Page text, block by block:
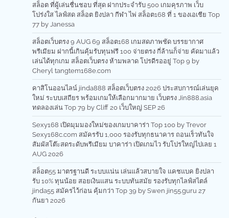
สล็อต ที่ผู้เล่นชื่นชอบ ที่สุด ฝากประจำรับ 500 เกมคุรภาพ เว็บ
โปร่งใส ไลฟ์สด สล็อต ยิงปลา กีฬา ไพ่ สล็อต168 ที่ 1 ของเอเชีย Top
77 by Janessa
สล็อตเว็บตรง 9 AUG 69 สล็อต168 เกมสดภาพชัด บรรยากาศ
พรีเมียม ฝากนี้เกินคุ้มรับทุนฟรี 100 จ่ายตรง กี่ล้านก็จ่าย คัดมาแล้ว
เล่นได้ทุกเกม สล็อตเว็บตรง ห้ามพลาด โปรดีรออยู่ Top 9 by
Cheryl tangtem168e.com
คาสิโนออนไลน์ jinda888 สล็อตเว็บตรง 2026 ประสบการณ์เล่นยุค
ใหม่ ระบบเสถียร พร้อมเกมให้เลือกมากมาย เว็บตรง Jin888.asia
ทดลองเล่น Top 79 by Cliff 20 เว็บใหญ่ SEP 26
Sexy168 เปิดมุมมองใหม่ของเกมบาคาร่า Top 100 by Trevor
Sexy168c.com สมัครรับ 1,000 รองรับทุกธนาคาร ถอนเร็วทันใจ
สัมผัสโต๊ะสดระดับพรีเมียม บาคาร่า เปิดเกมไว รับโปรใหญ่ไปเลย 1
AUG 2026
สล็อต55 มาตรฐานดี ระบบแน่น เล่นแล้วสบายใจ แคชแบค ยิงปลา
รับ 10% ทุนน้อย สอยเงินแสน ระบบทันสมัย รองรับทุกไลฟ์สไตล์
jinda55 สมัครไว้ก่อน คุ้มกว่า Top 39 by Swen jin55.guru 27
กันยา 2026